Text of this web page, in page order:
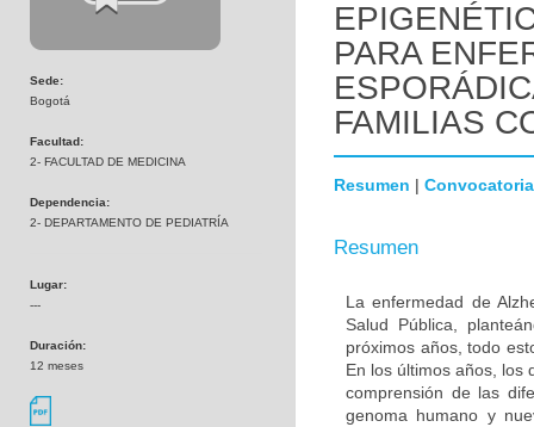
Sede:
Bogotá
Facultad:
2- FACULTAD DE MEDICINA
Dependencia:
2- DEPARTAMENTO DE PEDIATRÍA
Lugar:
---
Duración:
12 meses
PARA
FAMILIAS
Resumen | Convocatoria
Resumen
La enfermedad de
Salud Pública,
próximos años, todo
En los últimos años, los
comprensión de las
genoma humano y